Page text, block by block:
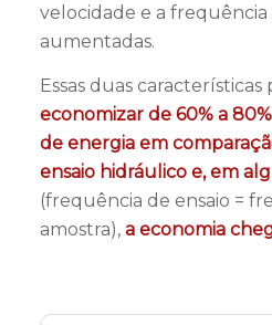
velocidade e a frequência
aumentadas.
Essas duas
economizar de 60% a
de energia em
ensaio hidráulico e, em
(frequência de ensaio =
amostra), a economia